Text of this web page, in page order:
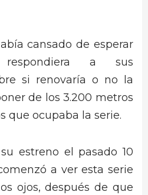
cansado de esperar
a sus
si renovaría o no la
de los 3.200 metros
que ocupaba la serie.
estreno el pasado 10
a ver esta serie
ojos, después de que